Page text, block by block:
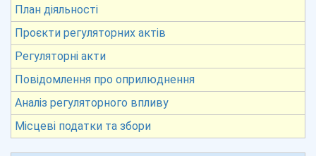
План діяльності
Проєкти регуляторних актів
Регуляторні акти
Повідомлення про оприлюднення
Аналіз регуляторного впливу
Місцеві податки та збори